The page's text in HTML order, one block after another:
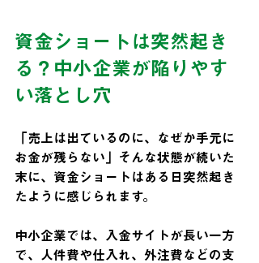
資金ショートは突然起き
る？中小企業が陥りやす
い落とし穴
「売上は出ているのに、なぜか手元に
お金が残らない」そんな状態が続いた
末に、資金ショートはある日突然起き
たように感じられます。
中小企業では、入金サイトが長い一方
で、人件費や仕入れ、外注費などの支